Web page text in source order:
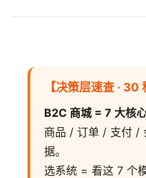
【决策层速查 · 30
B2C 商城 = 7 大核
商品 / 订单 / 支付 /
据。
选系统 = 看这 7 个